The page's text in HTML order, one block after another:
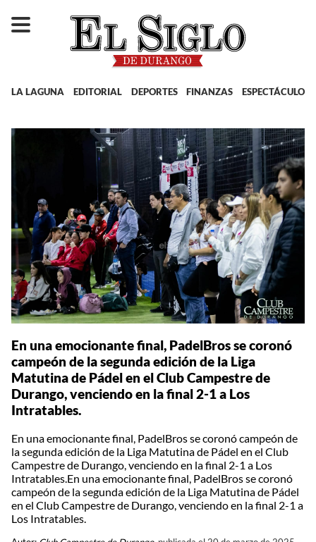
LA LAGUNA EDITORIAL DEPORTES FINANZAS ESPECTÁCULOS
En una emocionante final, PadelBros se coronó
campeón de la segunda edición de la Liga
Matutina de Pádel en el Club Campestre de
Durango, venciendo en la final 2-1 a Los
Intratables.
En una emocionante final, PadelBros se coronó campeón de
la segunda edición de la Liga Matutina de Pádel en el Club
Campestre de Durango, venciendo en la final 2-1 a Los
Intratables.En una emocionante final, PadelBros se coronó
campeón de la segunda edición de la Liga Matutina de Pádel
en el Club Campestre de Durango, venciendo en la final 2-1 a
Los Intratables.